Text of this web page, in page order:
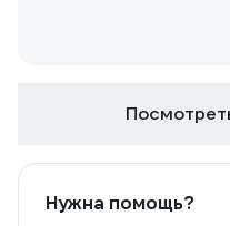
Нужна помощь?